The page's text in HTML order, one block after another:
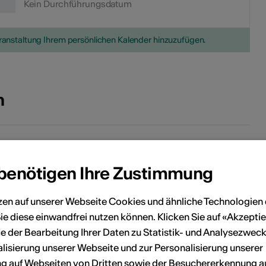
Kein Durchführungsdatum
Ihrem persönlichen Kalender hinzuzufügen.
Simplon Tourismus AG
2
Brig
+41 (0)27 921 60 30
Ihre Zustimmung
auf unserer Webseite Cookies und ähnliche Technologien
diese einwandfrei nutzen können. Klicken Sie auf
der Bearbeitung Ihrer Daten zu Statistik- und
unserer Webseite und zur Personalisierung unserer
auf Webseiten von Dritten sowie der Besuchererkennung